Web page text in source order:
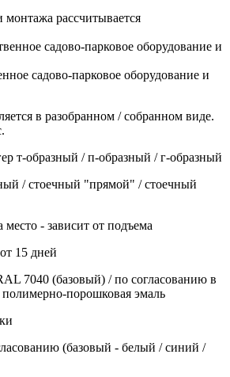
монтажа рассчитывается
садово-парковое оборудование и
в разобранном / собранном виде.
т-образный / п-образный / г-образный
/ стоечный "прямой" / стоечный
место - зависит от подъема
от 15 дней
7040 (базовый) / по согласованию в
порошковая эмаль
(базовый - белый / синий /